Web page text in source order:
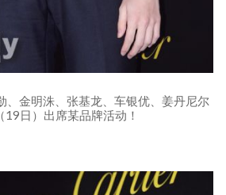
、金明洙、张基龙、车银优、姜丹尼尔
19日）出席某品牌活动！